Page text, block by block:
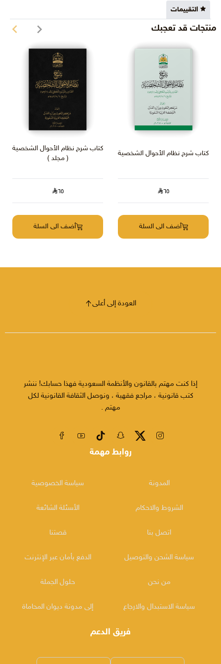
الباب الثامن: الوقاية من مخاطر العمل والوقاية من الحوادث الصناعية
الكبرى وإصابات العمل والخدمـات الصحية والاجتماعية
الفصل الأول: الوقاية من مخاطر العمل
الفصل الثاني: الوقاية من الحوادث الصناعية الكبرى
الفصل الثالث: إصابات العمل .
الفصل الرابع: الخدمات الصحية والاجتماعية.
الباب التاسع: تشغيل النساء.
الباب العاشر: تشغيل الأحداث.
الباب الحادي عشر: عقد العمل البحري
الباب الثاني عشر: العمل في المناجم والمحاجر
الباب الرابع عشر: هيئات تسوية الخلافات العمالية.
•النموذج الموحد للائحة تنظيم العمل.
•جدول الترتيبات والخدمات التيسيرية في بيئة العمل ، للعمال ذوي
الإعاقة الدائمة والمؤقتة، والعمال المصابين بمرض يجعلهم في وضعية
الإعاقة. •ضوابط وقواعد ممارسة نشاط التوسط في توظيف
التقييمات
منتجات قد تعجبك
كتاب شرح نظام الأحوال الشخصية
٦٥
أضف الى السلة
كتاب شرح نظام الأحوال الشخصية
( مجلد )
٦٥
أضف الى السلة
العودة إلى أعلى
إذا كنت مهتم بالقانون والأنظمة السعودية فهذا حسابك! ننشر
كتب قانونية ، مراجع فقهية ، ونوصل الثقافة القانونية لكل
مهتم .
روابط مهمة
المدونة
الشروط والاحكام
اتصل بنا
سياسة الشحن والتوصيل
من نحن
سياسة الاستبدال والارجاع
سياسة الخصوصية
الأسئلة الشائعة
قصتنا
الدفع بأمان عبر الإنترنت
حلول الجملة
إلى مدونة ديوان المحاماة
فريق الدعم